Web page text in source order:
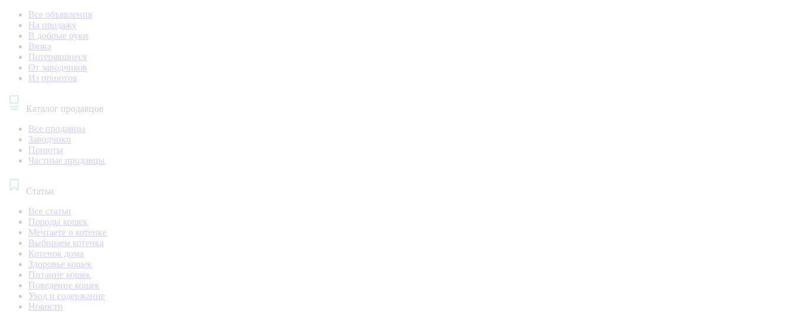
Все объявления
На продажу
В добрые руки
Вязка
Потерявшиеся
От заводчиков
Из приютов
Каталог продавцов
Все продавцы
Заводчики
Приюты
Частные продавцы
Статьи
Все статьи
Породы кошек
Мечтаете о котенке
Выбираем котенка
Котенок дома
Здоровье кошек
Питание кошек
Поведение кошек
Уход и содержание
Новости